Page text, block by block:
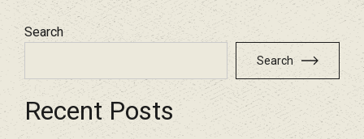
Search
Search
Recent Posts